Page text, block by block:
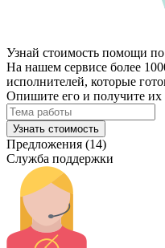
Узнай стоимость помощи по
На нашем сервисе более
исполнителей, которые
Опишите его и получите их
Узнать стоимость
Предложения (14)
Служба поддержки